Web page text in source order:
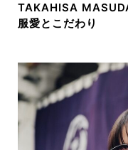
TAKAHISA
服愛とこだわり